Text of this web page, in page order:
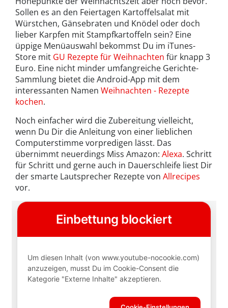
Sollen es an den Feiertagen Kartoffelsalat mit
Würstchen, Gänsebraten und Knödel oder doch
lieber Karpfen mit Stampfkartoffeln sein? Eine
üppige Menüauswahl bekommst Du im iTunes-
Store mit GU Rezepte für Weihnachten für knapp 3
Euro. Eine nicht minder umfangreiche Gerichte-
Sammlung bietet die Android-App mit dem
interessanten Namen Weihnachten - Rezepte
kochen.
Noch einfacher wird die Zubereitung vielleicht,
wenn Du Dir die Anleitung von einer lieblichen
Computerstimme vorpredigen lässt. Das
übernimmt neuerdings Miss Amazon: Alexa. Schritt
für Schritt und gerne auch in Dauerschleife liest Dir
der smarte Lautsprecher Rezepte von Allrecipes
vor.